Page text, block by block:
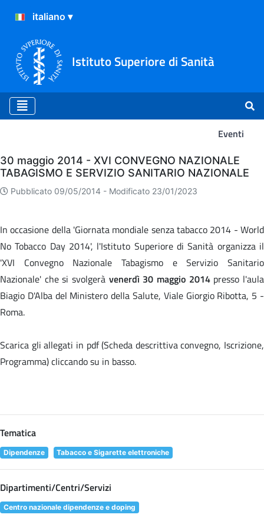
Istituto Superiore di Sanità
Eventi
Eventi
30 maggio 2014 - XVI CONVEGNO NAZIONALE
TABAGISMO E SERVIZIO SANITARIO NAZIONALE
Pubblicato 09/05/2014 - Modificato 23/01/2023
In occasione della 'Giornata mondiale senza tabacco 2014 - World
No Tobacco Day 2014', l'Istituto Superiore di Sanità organizza il
'XVI Convegno Nazionale Tabagismo e Servizio Sanitario
Nazionale' che si svolgerà venerdì 30 maggio 2014presso l'aula
Biagio D'Alba del Ministero della Salute, Viale Giorgio Ribotta, 5 -
Roma.
Scarica gli allegati in pdf (Scheda descrittiva convegno, Iscrizione,
Programma) cliccando su in basso.
Tematica
Dipendenze Tabacco e Sigarette elettroniche
Dipartimenti/Centri/Servizi
Centro nazionale dipendenze e doping